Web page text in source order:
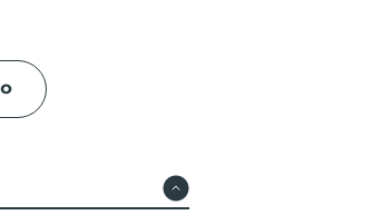
fraîches aux
sont
faut de
naturelles